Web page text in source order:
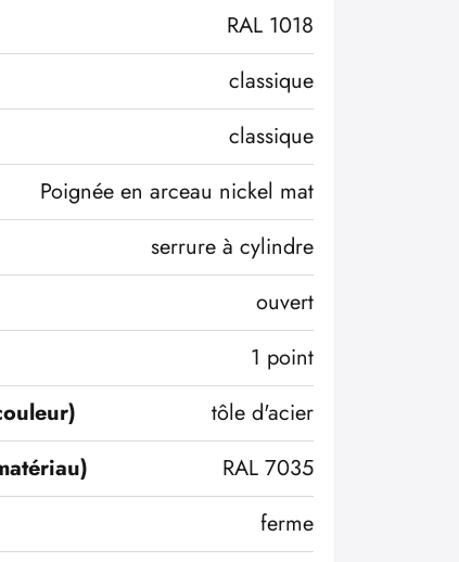
RAL 1018
classique
classique
Poignée en arceau nickel mat
serrure à cylindre
ouvert
1 point
tôle d'acier
RAL 7035
ferme